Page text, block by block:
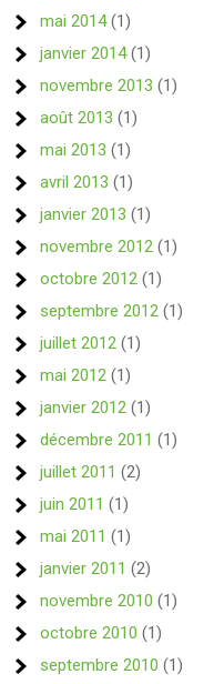
mai 2014(1)
janvier 2014(1)
novembre 2013 (1)
août 2013 (1)
mai 2013 (1)
avril 2013 (1)
janvier 2013 (1)
novembre 2012 (1)
octobre 2012 (1)
septembre 2012 (1)
juillet 2012 (1)
mai 2012 (1)
janvier 2012 (1)
décembre 2011 (1)
juillet 2011 (2)
juin 2011 (1)
mai 2011 (1)
janvier 2011 (2)
novembre 2010 (1)
octobre 2010 (1)
septembre 2010 (1)